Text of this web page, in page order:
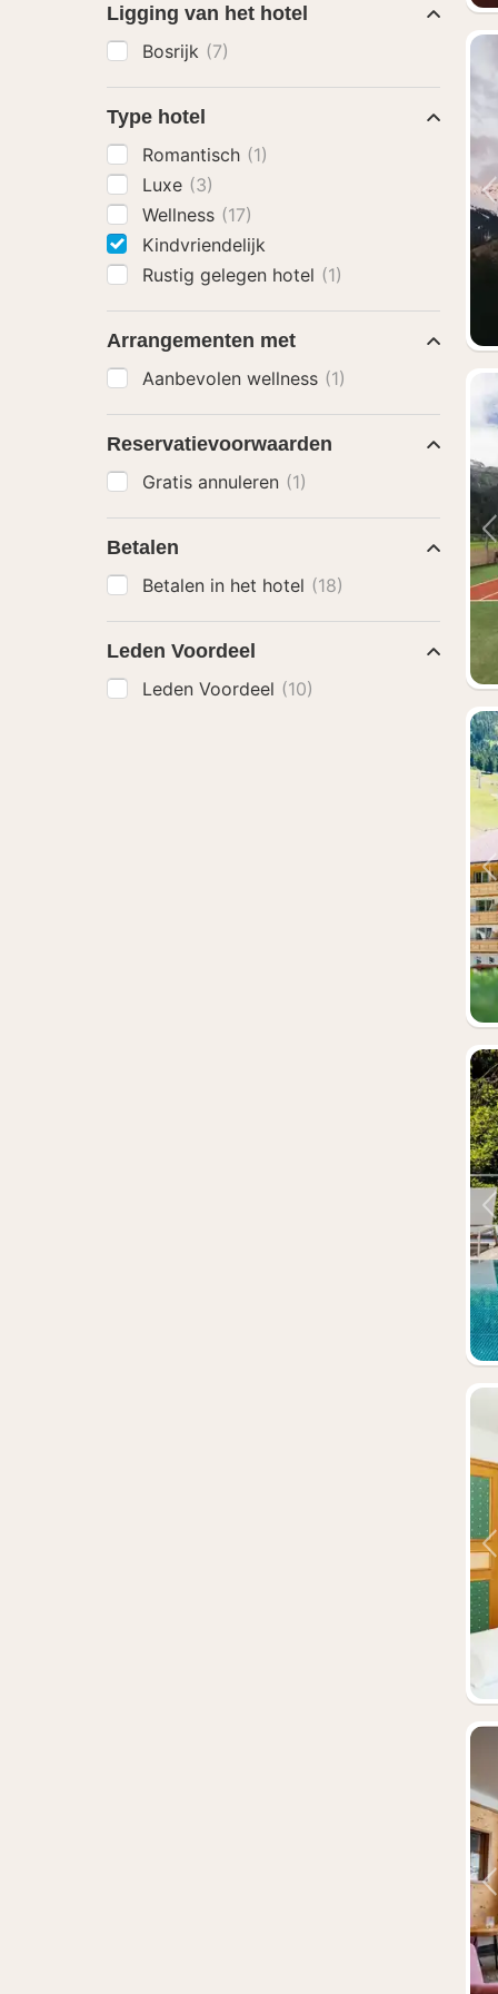
Ligging van het hotel
Bosrijk (7)
Type hotel
Romantisch (1)
Luxe (3)
Wellness (17)
Kindvriendelijk
Rustig gelegen hotel (1)
Arrangementen met
Aanbevolen wellness (1)
Reservatievoorwaarden
Gratis annuleren (1)
Betalen
Betalen in het hotel (18)
Leden Voordeel
Leden Voordeel (10)